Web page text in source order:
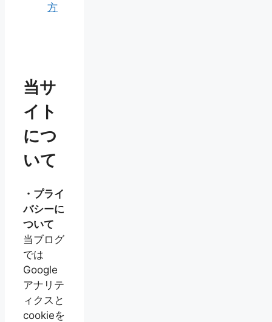
方
当サ
イト
につ
いて
・プライ
バシーに
ついて
当ブログ
では
Google
アナリテ
ィクスと
cookieを